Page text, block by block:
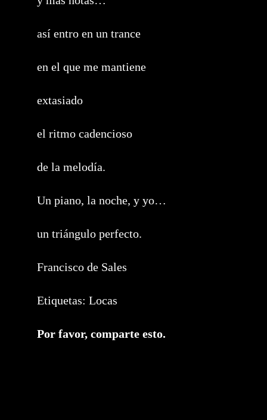
así entro en un trance
en el que me mantiene
extasiado
el ritmo cadencioso
de la melodía.
Un piano, la noche, y yo…
un triángulo perfecto.
Francisco de Sales
Etiquetas: Locas
Por favor, comparte esto.